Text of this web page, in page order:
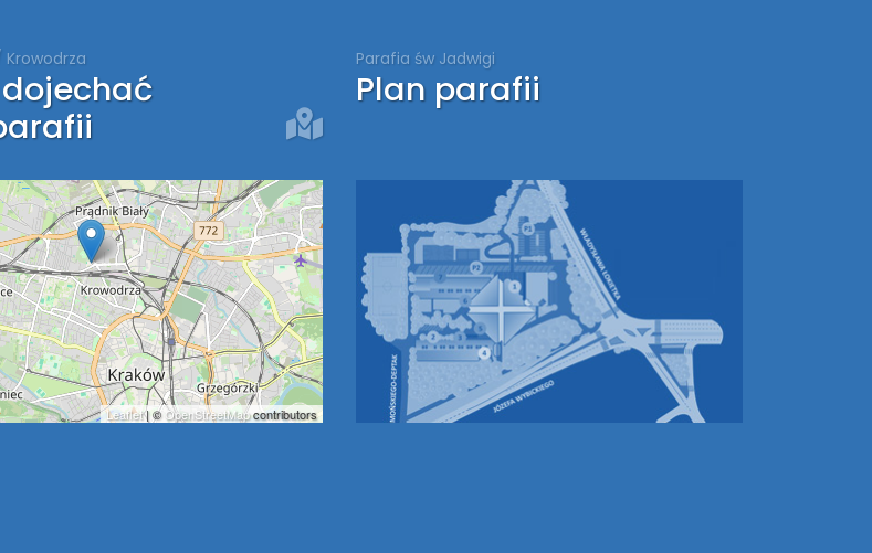
Krowodrza
Leaflet| © OpenStreetMapcontributors
Parafia św Jadwigi
Plan parafii